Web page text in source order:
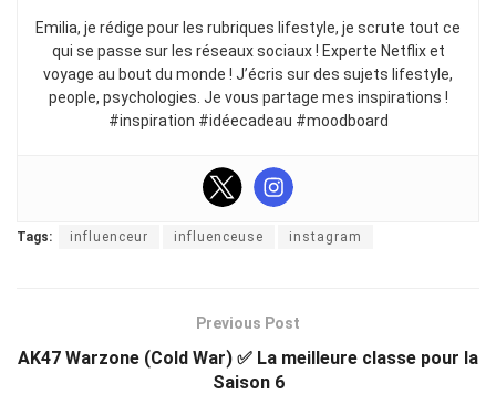
Emilia, je rédige pour les rubriques lifestyle, je scrute tout ce
qui se passe sur les réseaux sociaux ! Experte Netflix et
voyage au bout du monde ! J’écris sur des sujets lifestyle,
people, psychologies. Je vous partage mes inspirations !
#inspiration #idéecadeau #moodboard
Tags: influenceur influenceuse instagram
Previous Post
AK47 Warzone (Cold War) ✅ La meilleure classe pour la
Saison 6